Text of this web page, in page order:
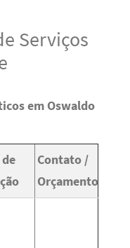
Serviços
Contato /
Orçamento